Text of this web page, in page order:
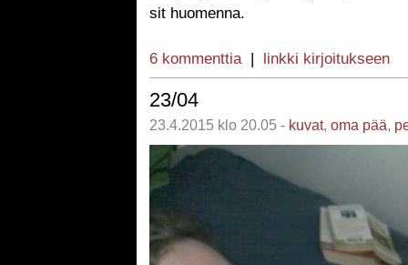
sit huomenna.
6 kommenttia| linkki kirjoitukseen
23/04
23.4.2015 klo 20.05 - kuvat, oma pää,